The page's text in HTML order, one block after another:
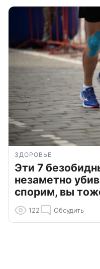
ЗДОРОВЬЕ
Эти 7
незаметно
спорим, вы
122 Обсудить